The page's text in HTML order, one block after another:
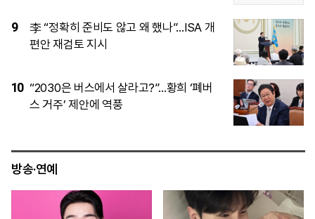
4
검찰개혁 뽐내는 정청래 vs 당정협력 내
세운 김민석…오늘 민주 전대 2라운드
5
“아버지는 마음속에 살아 있다”…70여 년
기다린 미군 남매에 한·미 “마지막 한 분까
방송·연예